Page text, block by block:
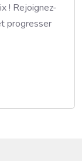
! Rejoignez-
progresser